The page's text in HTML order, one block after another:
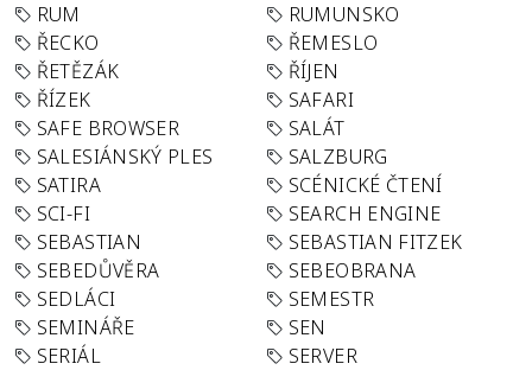
RUM
RUMUNSKO
ŘECKO
ŘEMESLO
ŘETĚZÁK
ŘÍJEN
ŘÍZEK
SAFARI
SAFE BROWSER
SALÁT
SALESIÁNSKÝ PLES
SALZBURG
SATIRA
SCÉNICKÉ ČTENÍ
SCI-FI
SEARCH ENGINE
SEBASTIAN
SEBASTIAN FITZEK
SEBEDŮVĚRA
SEBEOBRANA
SEDLÁCI
SEMESTR
SEMINÁŘE
SEN
SERIÁL
SERVER